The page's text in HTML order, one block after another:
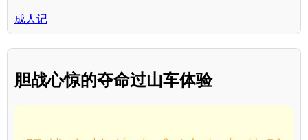
成人记
胆战心惊的夺命过山车体验